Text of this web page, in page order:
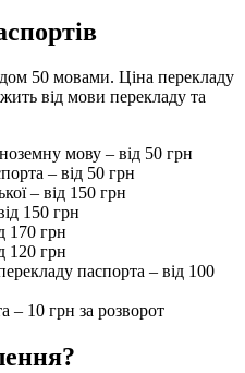
50 мовами. Ціна перекладу
від мови перекладу та
мову – від 50 грн
– від 50 грн
– від 150 грн
150 грн
170 грн
120 грн
паспорта – від 100
– 10 грн за розворот